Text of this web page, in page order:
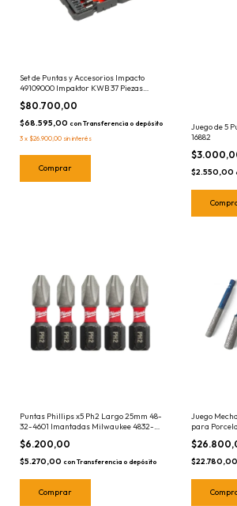
Set de Puntas y Accesorios Impacto
49109000 Impaktor KWB 37 Piezas
Einhell
$80.700,00
$68.595,00 con Transferencia o depósito
3 x $26.900,00 sin interés
Juego de 5
16882
$2.550,00
Puntas Phillips x5 Ph2 Largo 25mm 48-
32-4601 Imantadas Milwaukee 4832-
4601
$6.200,00
$5.270,00 con Transferencia o depósito
Juego
para
$22.780,00